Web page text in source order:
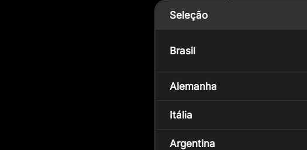
Seleção
Brasil
Alemanha
Itália
Argentina